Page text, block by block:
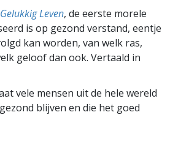
Leven, de eerste morele
is op gezond verstand, eentje
kan worden, van welk ras,
geloof dan ook. Vertaald in
vele mensen uit de hele wereld
blijven en die het goed